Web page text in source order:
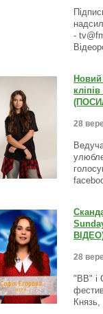
-
Новий
28
28
"ВВ" і